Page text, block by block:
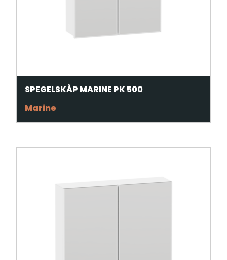
SPEGELSKÅP MARINE PK 500
Marine